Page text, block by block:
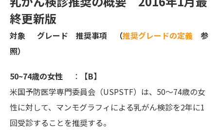
終更新版
対象 グレード 推奨事項 （推奨グレードの定義 参
照）
50~74歳の女性 ：
【B】
米国予防医学専門委員会（USPSTF）は、50～74歳の女
性に対して、マンモグラフィによる乳がん検診を2年に1
回受診することを推奨する。